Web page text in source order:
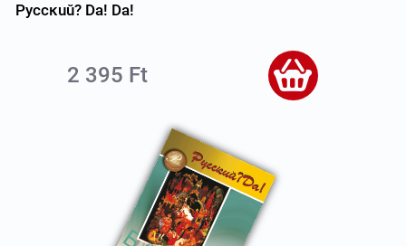
Pyccĸuŭ? Da! Da!
2 395 Ft